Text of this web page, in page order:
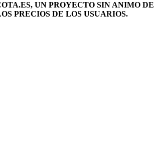
UN PROYECTO SIN ANIMO
PRECIOS DE LOS USUARIOS.